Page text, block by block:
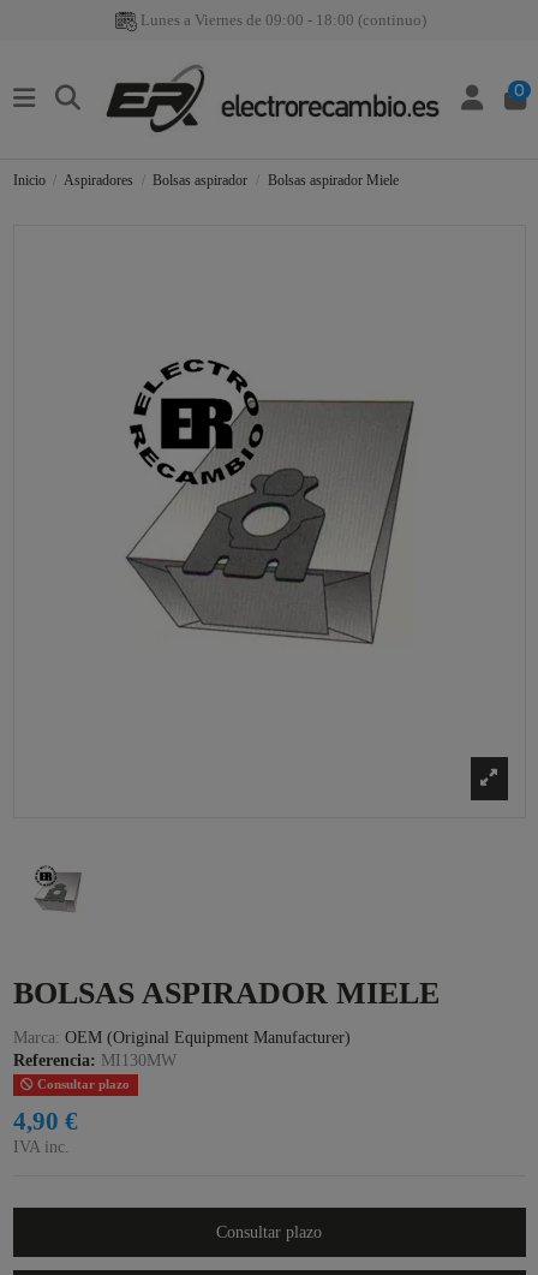
Lunes a Viernes de 09:00 - 18:00 (continuo)
0
Inicio Aspiradores Bolsas aspirador Bolsas aspirador Miele
BOLSAS ASPIRADOR MIELE
Marca: OEM (Original Equipment Manufacturer)
Referencia: MI130MW
Consultar plazo
4,90 €
IVA inc.
Consultar plazo